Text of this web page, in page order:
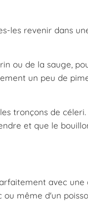
les revenir dans
ou de la sauge,
un peu de
tronçons de céleri.
et que le
avec une
ou même d'un